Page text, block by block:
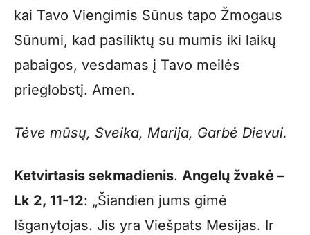
kai Tavo Viengimis Sūnus tapo Žmogaus
Sūnumi, kad pasiliktų su mumis iki laikų
pabaigos, vesdamas į Tavo meilės
prieglobstį. Amen.
Tėve mūsų, Sveika, Marija, Garbė Dievui.
Ketvirtasis sekmadienis. Angelų žvakė –
Lk 2, 11-12: „Šiandien jums gimė
Išganytojas. Jis yra Viešpats Mesijas. Ir